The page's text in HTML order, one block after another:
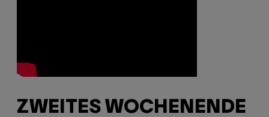
ZWEITES WOCHENENDE